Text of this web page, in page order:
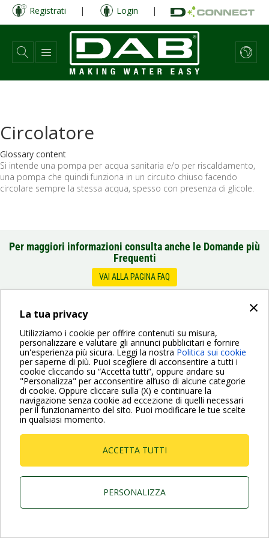
×
La tua privacy
Utilizziamo i cookie per offrire contenuti su misura,
personalizzare e valutare gli annunci pubblicitari e fornire
un'esperienza più sicura. Leggi la nostra Politica sui cookie
per saperne di più. Puoi scegliere di acconsentire a tutti i
cookie cliccando su “Accetta tutti”, oppure andare su
"Personalizza" per acconsentire all’uso di alcune categorie
di cookie. Oppure cliccare sulla (X) e continuare la
navigazione senza cookie ad eccezione di quelli necessari
per il funzionamento del sito. Puoi modificare le tue scelte
in qualsiasi momento.
ACCETTA TUTTI
PERSONALIZZA
Salta
contenuto
principale
Registrati | Login |
Circolatore
Glossary content
Si intende una pompa per acqua sanitaria e/o per riscaldamento,
una pompa che quindi funziona in un circuito chiuso facendo
circolare sempre la stessa acqua, spesso con presenza di glicole.
Per maggiori informazioni consulta anche le Domande più
Frequenti
VAI ALLA PAGINA FAQ
Dab Pumps Spa © Via Marco Polo, 14 Mestrino
+39.049.5125950
P.I. 03675230282 - R.E.A. Padova N. 328200- Cap.
Soc. Euro €10.000.000 i.v.